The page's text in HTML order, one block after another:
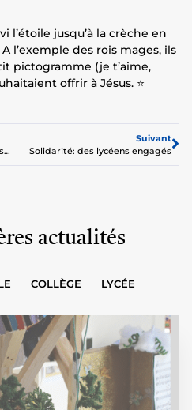
l’étoile jusqu’à la crèche en
l’exemple des rois mages, ils
pictogramme (je t’aime,
offrir à Jésus. ⭐
Conférence sur le harcèlement scolaire
Suivant
Solidarité: des lycéens engagés
actualités
COLLÈGE LYCÉE